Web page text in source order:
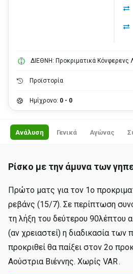
ΔΙΕΘΝΗ: Προκριματικά Κόνφερενς
Προϊστορία
Ημίχρονο: 0 - 0
Ανάλυση Γενικά Αγώνας
Ρίσκο με την άμυνα των
Πρώτο ματς για τον 1ο
ρεβάνς (15/7). Σε περίπτωση
τη λήξη του δεύτερου 90λέπτου
(αν χρειαστεί) η διαδικασία των
προκριθεί θα παίξει στον 2ο
Αούστρια Βιέννης. Χωρίς VAR .